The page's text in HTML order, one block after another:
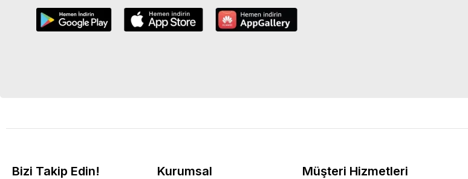
Bizi Takip Edin! Kurumsal Müşteri Hizmetleri